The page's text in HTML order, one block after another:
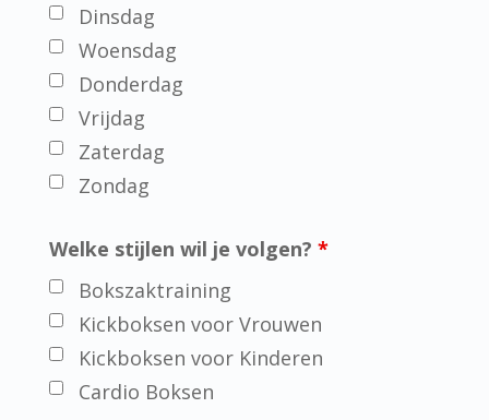
Dinsdag
Woensdag
Donderdag
Vrijdag
Zaterdag
Zondag
Welke stijlen wil je volgen? *
Bokszaktraining
Kickboksen voor Vrouwen
Kickboksen voor Kinderen
Cardio Boksen